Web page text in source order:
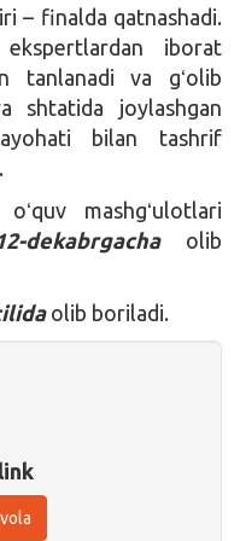
– finalda qatnashadi.
iborat
tanlanadi va gʻolib
shtatida joylashgan
bilan tashrif
mashgʻulotlari
dekabrgacha olib
olib boriladi.